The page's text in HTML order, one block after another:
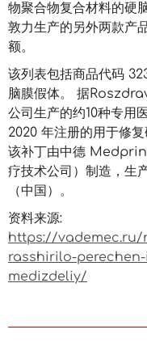
物聚合物复合材料的硬
敦力生产的另外两款产
额。
该列表包括商品代码
脑膜假体。 据
公司生产的约10种专用
2020 年注册的用于修
该补丁由中德
疗技术公司）制造，生
（中国）。
资料来源:
https://vademec.ru/
rasshirilo-
medizdeliy/